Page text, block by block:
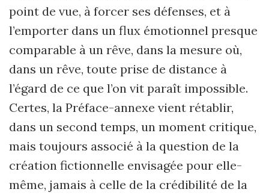
point de vue, à forcer ses défenses, et à
l’emporter dans un flux émotionnel presque
comparable à un rêve, dans la mesure où,
dans un rêve, toute prise de distance à
l’égard de ce que l’on vit paraît impossible.
Certes, la Préface-annexe vient rétablir,
dans un second temps, un moment critique,
mais toujours associé à la question de la
création fictionnelle envisagée pour elle-
même, jamais à celle de la crédibilité de la